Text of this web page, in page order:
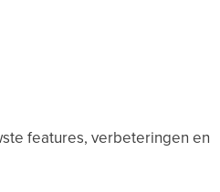
features, verbeteringen en